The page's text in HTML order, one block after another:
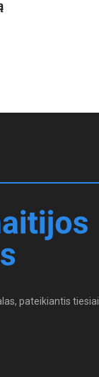
pateikiantis tiesiai